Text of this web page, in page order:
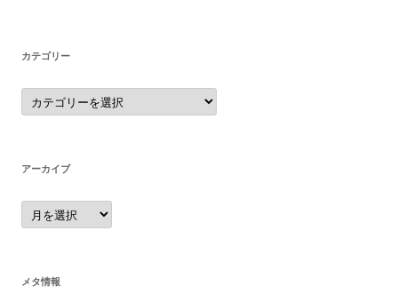
カテゴリー
カ
テ
ゴ
アーカイブ
ア
ー
カ
メタ情報